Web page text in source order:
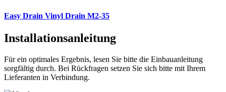
Easy Drain Vinyl Drain M2-35
Installationsanleitung
Für ein optimales Ergebnis, lesen Sie bitte die Einbauanleitung
sorgfältig durch. Bei Rückfragen setzen Sie sich bitte mit Ihrem
Lieferanten in Verbindung.